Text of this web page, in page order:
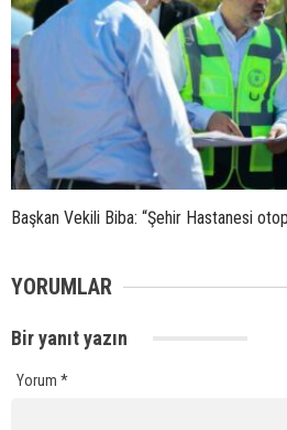
Başkan Vekili Biba: “Şehir Hastanesi
YORUMLAR
Bir yanıt yazın
Yorum *